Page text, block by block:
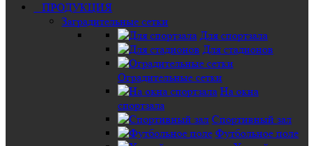
ПРОДУКЦИЯ
Заградительные сетки
Для спортзала
Для стадионов
Оградительные сетки
На окна
спортзала
Спортивный зал
Футбольное поле